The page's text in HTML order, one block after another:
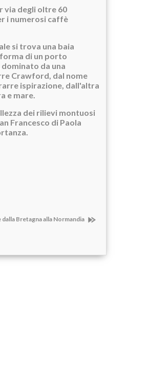
via degli oltre 60
i numerosi caffè
si trova una baia
di un porto
da una
Crawford, dal nome
ispirazione, dall'altra
e mare.
dei rilievi montuosi
Francesco di Paola
Bretagna alla Normandia